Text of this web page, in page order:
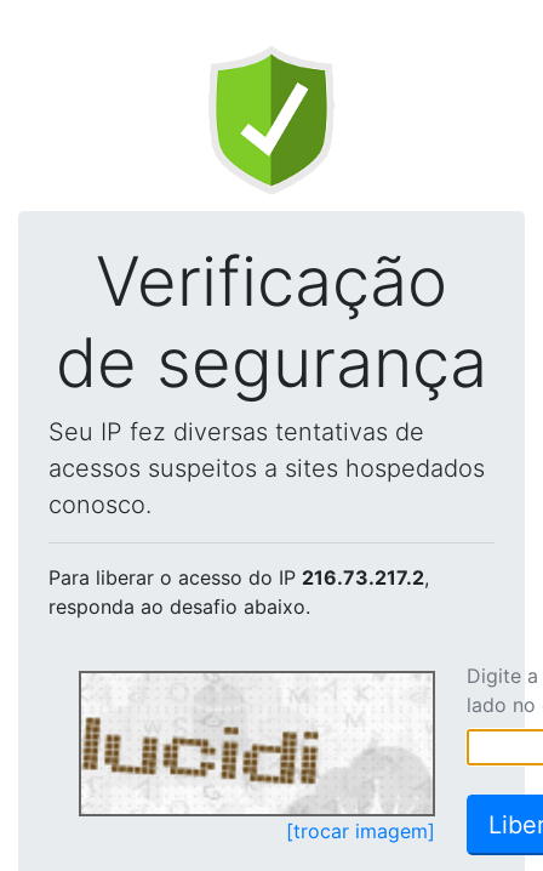
Verificação
de segurança
Seu IP fez diversas tentativas de
acessos suspeitos a sites hospedados
conosco.
Para liberar o acesso do IP 216.73.217.2,
responda ao desafio abaixo.
[trocar imagem]
Digite
lado no